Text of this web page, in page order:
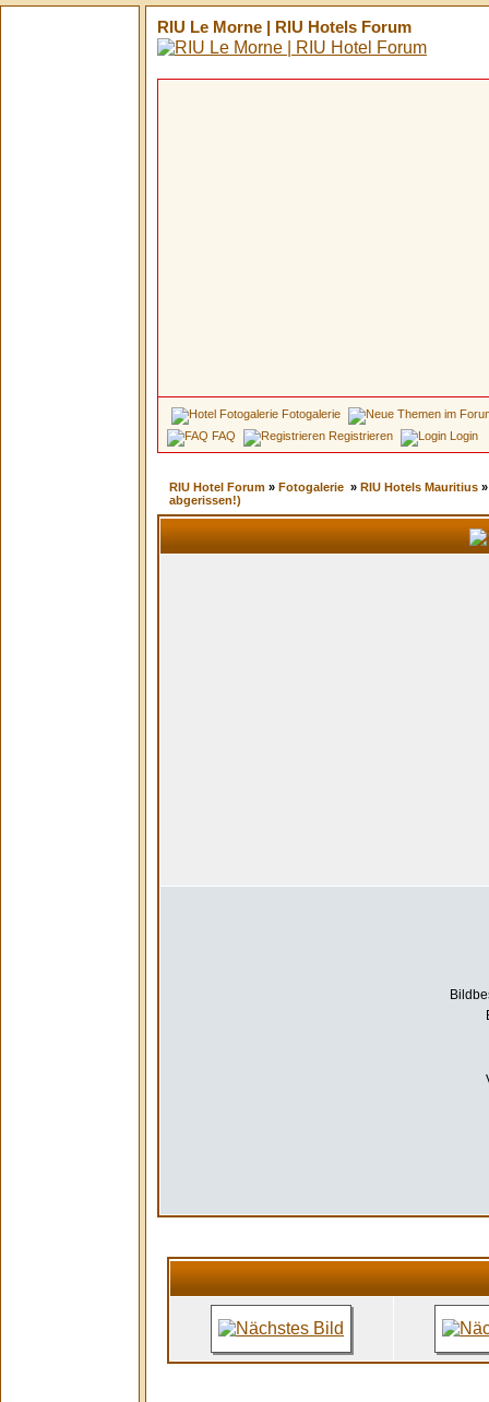
RIU Le Morne | RIU Hotels Forum
Fotogalerie
FAQ
Registrieren Login
RIU Hotel Forum »Fotogalerie »RIU Hotels Mauritius
abgerissen!)